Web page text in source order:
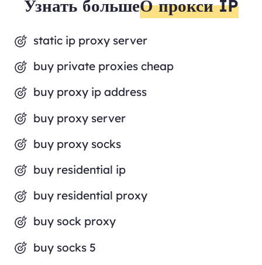
Узнать большеО прокси IP
static ip proxy server
buy private proxies cheap
buy proxy ip address
buy proxy server
buy proxy socks
buy residential ip
buy residential proxy
buy sock proxy
buy socks 5